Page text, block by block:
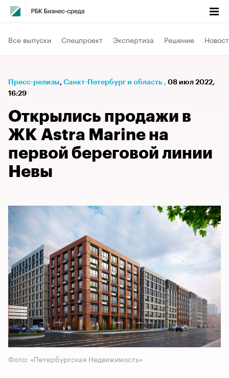
Все выпуски Спецпроект Экспертиза Решение
Пресс-релизы⁠, Санкт-Петербург и область , 08 июл 2022,
16:29
Открылись продажи в
ЖК Astra Marine на
первой береговой линии
Невы
Фото: «Петербургская Недвижимость»